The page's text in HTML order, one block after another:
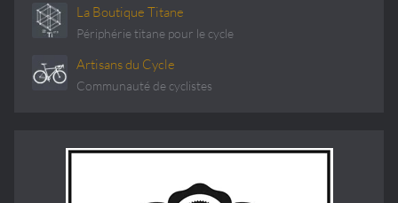
La Boutique Titane
Périphérie titane pour le cycle
Artisans du Cycle
Communauté de cyclistes